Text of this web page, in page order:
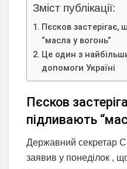
Зміст публікації:
Пєсков
“масла у вогонь”
Це один з
допомоги Україні
Пєсков
підливають
Державний секретар
заявив у понеділок ,